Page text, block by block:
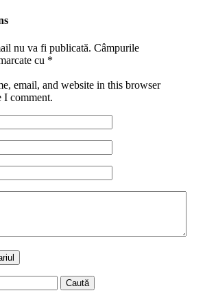
nu va fi publicată. Câmpurile
cu *
email, and website in this browser
I comment.